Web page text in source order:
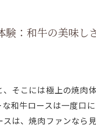
：和牛の美味し
そこには極上の焼肉
和牛ロースは一度口
は、焼肉ファンなら見